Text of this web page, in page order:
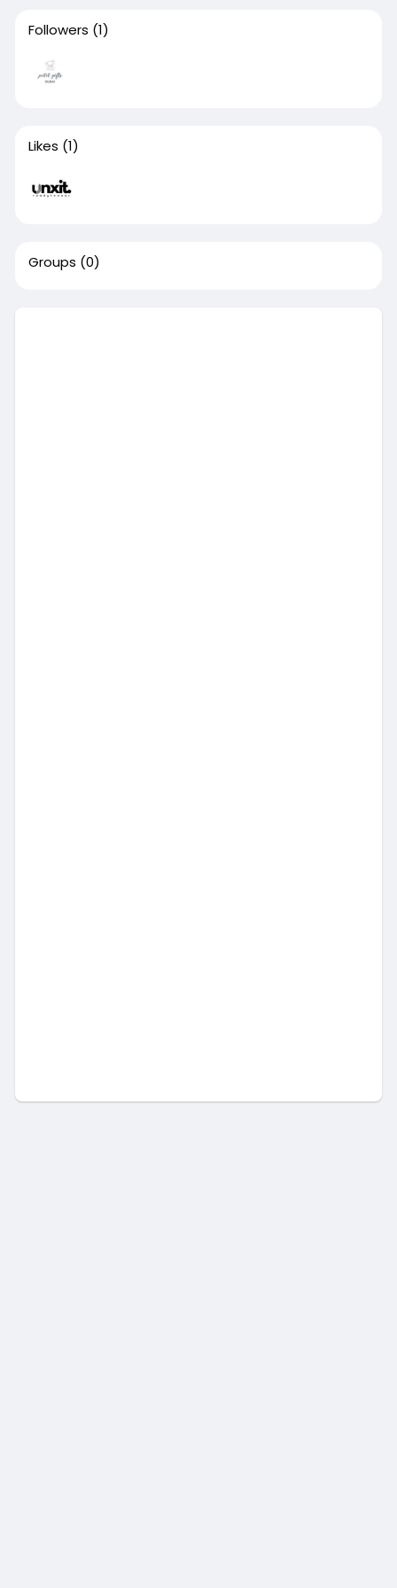
Followers (1)
Likes (1)
Groups (0)